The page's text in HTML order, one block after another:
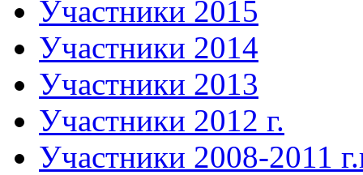
Участники 2015
Участники 2014
Участники 2013
Участники 2012 г.
Участники 2008-2011